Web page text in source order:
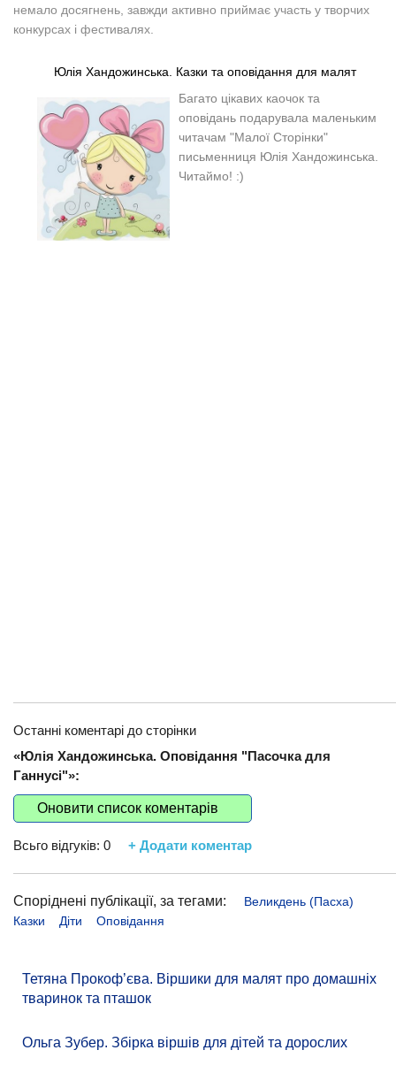
немало досягнень, завжди активно приймає участь у творчих
конкурсах і фестивалях.
Юлія Хандожинська. Казки та оповідання для малят
Багато цікавих каочок та
оповідань подарувала маленьким
читачам "Малої Сторінки"
письменниця Юлія Хандожинська.
Читаймо! :)
Останні коментарі до сторінки
«Юлія Хандожинська. Оповідання "Пасочка для
Ганнусі"»:
Оновити список коментарів
Всьго відгуків: 0 + Додати коментар
Споріднені публікації, за тегами:
Великдень (Пасха)
Казки
Діти Оповідання
Тетяна Прокоф’єва. Віршики для малят про домашніх
тваринок та пташок
Ольга Зубер. Збірка віршів для дітей та дорослих